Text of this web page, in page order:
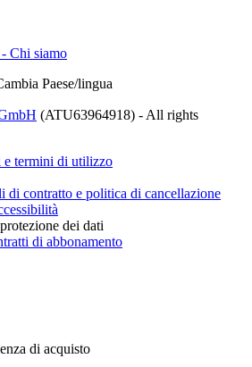
Chi siamo
Paese/lingua
(ATU63964918) - All rights
termini di utilizzo
di contratto e politica di cancellazione
dei dati
di abbonamento
di acquisto